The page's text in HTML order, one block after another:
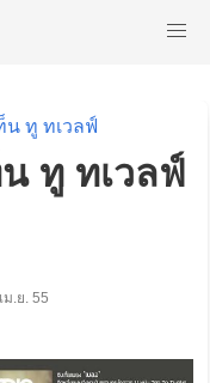
น ทู ทเวลฟ์
น ทู ทเวลฟ์
ม.ย. 55